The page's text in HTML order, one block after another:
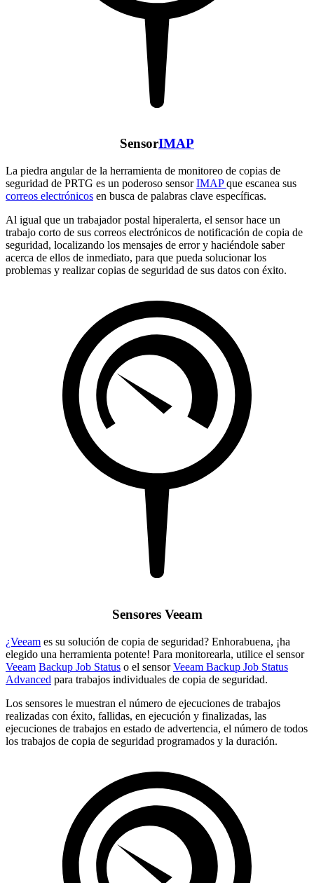
SensorIMAP
La piedra angular de la herramienta de monitoreo de copias de
seguridad de PRTG es un poderoso sensorIMAPque escanea sus
correos electrónicos en busca de palabras clave específicas.
Al igual que un trabajador postal hiperalerta, el sensor hace un
trabajo corto de sus correos electrónicos de notificación de copia de
seguridad, localizando los mensajes de error y haciéndole saber
acerca de ellos de inmediato, para que pueda solucionar los
problemas y realizar copias de seguridad de sus datos con éxito.
Sensores Veeam
¿Veeam es su solución de copia de seguridad? Enhorabuena, ¡ha
elegido una herramienta potente! Para monitorearla, utilice el sensor
Veeam Backup Job Status o el sensorVeeam Backup Job Status
Advanced para trabajos individuales de copia de seguridad.
Los sensores le muestran el número de ejecuciones de trabajos
realizadas con éxito, fallidas, en ejecución y finalizadas, las
ejecuciones de trabajos en estado de advertencia, el número de todos
los trabajos de copia de seguridad programados y la duración.